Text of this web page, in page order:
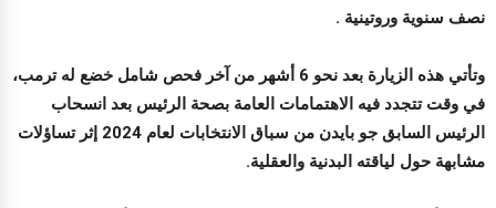
نصف سنوية وروتينية .
وتأتي هذه الزيارة بعد نحو 6 أشهر من آخر فحص شامل خضع له ترمب،
في وقت تتجدد فيه الاهتمامات العامة بصحة الرئيس بعد انسحاب
الرئيس السابق جو بايدن من سباق الانتخابات لعام 2024 إثر تساؤلات
مشابهة حول لياقته البدنية والعقلية.